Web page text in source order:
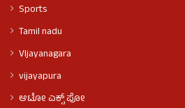
Sports
Tamil nadu
VIjayanagara
vijayapura
ಆಟೋ ಎಕ್ಸ್ ಪೋ